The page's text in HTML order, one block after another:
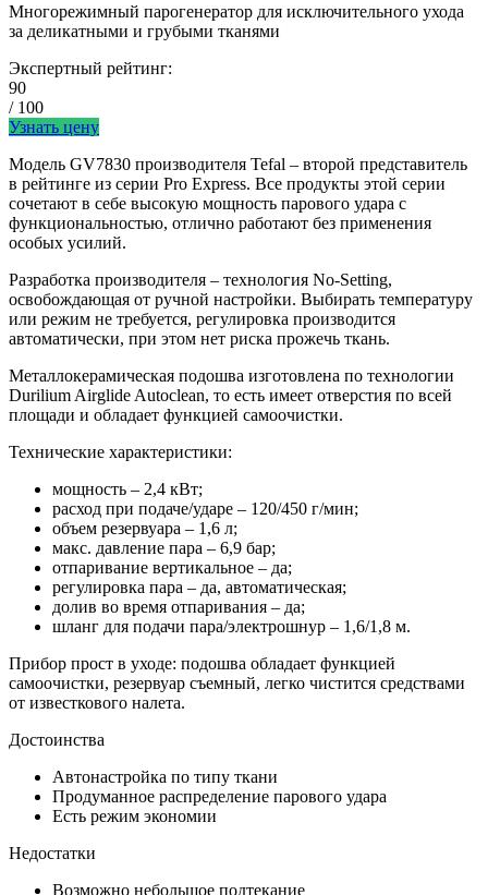
Многорежимный парогенератор для исключительного ухода
за деликатными и грубыми тканями
Экспертный рейтинг:
90
/ 100
Узнать цену
Модель GV7830 производителя Tefal – второй представитель
в рейтинге из серии Pro Express. Все продукты этой серии
сочетают в себе высокую мощность парового удара с
функциональностью, отлично работают без применения
особых усилий.
Разработка производителя – технология No-Setting,
освобождающая от ручной настройки. Выбирать температуру
или режим не требуется, регулировка производится
автоматически, при этом нет риска прожечь ткань.
Металлокерамическая подошва изготовлена по технологии
Durilium Airglide Autoclean, то есть имеет отверстия по всей
площади и обладает функцией самоочистки.
Технические характеристики:
мощность – 2,4 кВт;
расход при подаче/ударе – 120/450 г/мин;
объем резервуара – 1,6 л;
макс. давление пара – 6,9 бар;
отпаривание вертикальное – да;
регулировка пара – да, автоматическая;
долив во время отпаривания – да;
шланг для подачи пара/электрошнур – 1,6/1,8 м.
Прибор прост в уходе: подошва обладает функцией
самоочистки, резервуар съемный, легко чистится средствами
от известкового налета.
Достоинства
Автонастройка по типу ткани
Продуманное распределение парового удара
Есть режим экономии
Недостатки
Возможно небольшое подтекание